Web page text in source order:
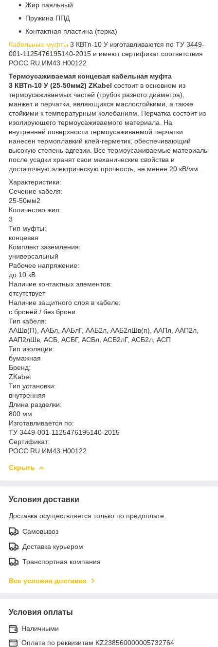
Жир паяльный
Пружина ППД
Контактная пластина (терка)
Кабельные муфты 3 КВТп-10 У изготавливаются по ТУ 3449-
001-1125476195140-2015 и имеют сертификат соответствия
РОСС RU.ИМ43.Н00122
Термоусаживаемая концевая кабельная муфта
3 КВТп-10 У (25-50мм2) ZKabel состоит в основном из
термоусаживаемых частей (трубок разного диаметра),
манжет и перчатки, являющихся маслостойкими, а также
стойкими к температурным колебаниям. Перчатка состоит из
изолирующего термоусаживаемого материала. На
внутренней поверхности термоусаживаемой перчатки
нанесен термоплавкий клей-герметик, обеспечивающий
высокую степень адгезии. Все термоусаживаемые материалы
после усадки хранят свои механические свойства и
достаточную электрическую прочность, не менее 20 кВ/мм.
Характеристики:
Сечение кабеля:
25-50мм2
Количество жил:
3
Тип муфты:
концевая
Комплект заземления:
универсальный
Рабочее напряжение:
до 10 кВ
Наличие контактных элементов:
отсутствует
Наличие защитного слоя в кабеле:
с бронёй / без брони
Тип кабеля:
ААШв(П), ААБл, ААБлГ, ААБ2л, ААБ2лШв(п), ААПл, ААП2л,
ААП2лШв, АСБ, АСБГ, АСБл, АСБ2лГ, АСБ2л, АСП
Тип изоляции:
бумажная
Бренд:
ZKabel
Тип установки:
внутренняя
Длина разделки:
800 мм
Изготавливается по:
ТУ 3449-001-1125476195140-2015
Сертификат:
РОСС RU.ИМ43.Н00122
Скрыть
Условия доставки
Доставка осуществляется только по предоплате.
Самовывоз
Доставка курьером
Транспортная компания
Все условия доставки
Условия оплаты
Наличными
Оплата по реквизитам KZ238560000005732764